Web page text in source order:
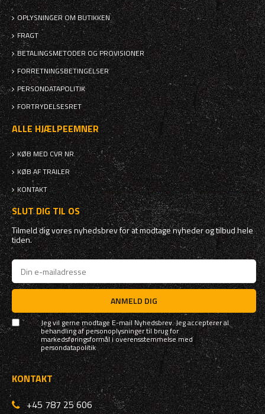
OPLYSNINGER OM BUTIKKEN
FRAGT
BETALINGSMETODER OG PROVISIONER
FORRETNINGSBETINGELSER
PERSONDATAPOLITIK
FORTRYDELSESRET
ALLE HJÆLPEEMNER
KØB MED CVR NR.
KØB AF TRAILER
KONTAKT
SLUT DIG TIL OS
Tilmeld dig vores nyhedsbrev for at modtage nyheder og tilbud hele
tiden.
ANMELD DIG
Jeg vil gerne modtage E-mail Nyhedsbrev. Jeg accepterer al
behandling af personoplysninger til brug for
markedsføringsformål i overensstemmelse med
persondatapolitik
KONTAKT
+45 787 25 606